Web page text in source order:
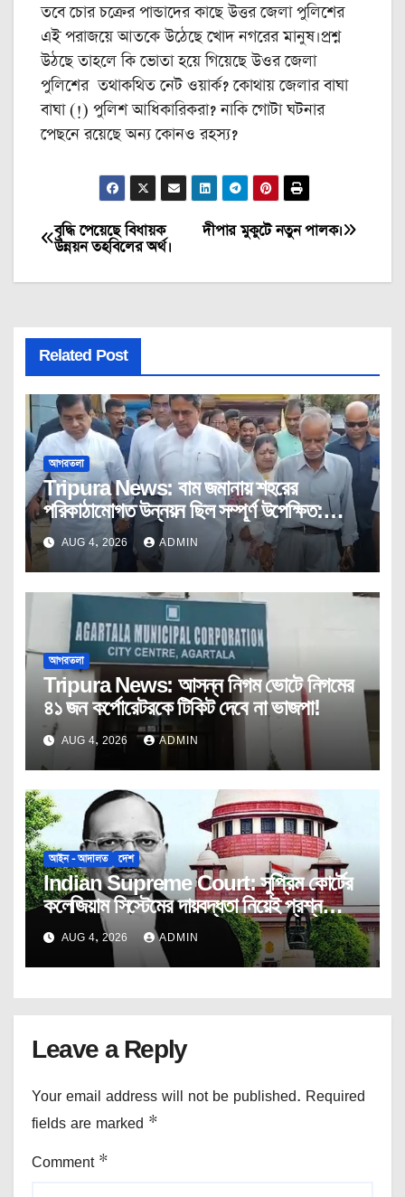
তবে চোর চক্রের পান্ডাদের কাছে উত্তর জেলা পুলিশের
এই পরাজয়ে আতকে উঠেছে খোদ নগরের মানুষ।প্রশ্ন
উঠছে তাহলে কি ভোতা হয়ে গিয়েছে উওর জেলা
পুলিশের তথাকথিত নেট ওয়ার্ক? কোথায় জেলার বাঘা
বাঘা (!) পুলিশ আধিকারিকরা? নাকি গোটা ঘটনার
পেছনে রয়েছে অন্য কোনও রহস্য?
Post
navigation
দীপার মুকুটে নতুন পালক।
বৃদ্ধি পেয়েছে বিধায়ক
উন্নয়ন তহবিলের অর্থ।
Related Post
আগরতলা
Tripura News: বাম জমানায় শহরের
পরিকাঠামোগত উন্নয়ন ছিল সম্পূর্ণ উপেক্ষিত:
মুখ্যমন্ত্রী
AUG 4, 2026 ADMIN
আগরতলা
Tripura News: আসন্ন নিগম ভোটে নিগমের
৪১ জন কর্পোরেটরকে টিকিট দেবে না ভাজপা!
AUG 4, 2026 ADMIN
আইন - আদালত দেশ
Indian Supreme Court: সুপ্রিম কোর্টের
কলেজিয়াম সিস্টেমের দায়বদ্ধতা নিয়েই প্রশ্ন
তুললেন বিচারপতি উজ্জ্বল ভূঁইয়া।
AUG 4, 2026 ADMIN
Leave a Reply
Your email address will not be published. Required
fields are marked *
Comment *